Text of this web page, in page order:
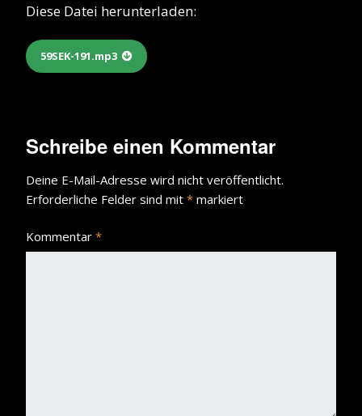
Diese Datei herunterladen:
59SEK-191.mp3
Schreibe einen Kommentar
Deine E-Mail-Adresse wird nicht veröffentlicht.
Erforderliche Felder sind mit * markiert
Kommentar *